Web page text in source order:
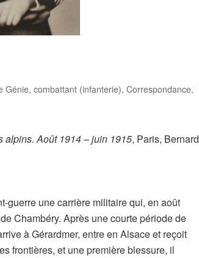
Génie,combattant (infanterie),Correspondance,
alpins. Août 1914 – juin 1915, Paris, Bernard
guerre une carrière militaire qui, en août
Chambéry. Après une courte période de
à Gérardmer, entre en Alsace et reçoit
frontières, et une première blessure, il